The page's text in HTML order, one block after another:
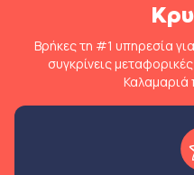
Βρήκες τη #1 υπηρεσία
συγκρίνεις
Καλαμαριά